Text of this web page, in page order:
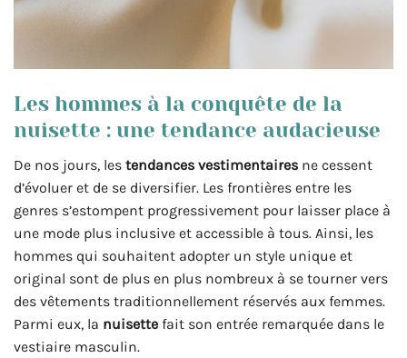
Les hommes à la conquête de la
nuisette : une tendance audacieuse
De nos jours, les tendances vestimentaires ne cessent
d’évoluer et de se diversifier. Les frontières entre les
genres s’estompent progressivement pour laisser place à
une mode plus inclusive et accessible à tous. Ainsi, les
hommes qui souhaitent adopter un style unique et
original sont de plus en plus nombreux à se tourner vers
des vêtements traditionnellement réservés aux femmes.
Parmi eux, la nuisette fait son entrée remarquée dans le
vestiaire masculin.